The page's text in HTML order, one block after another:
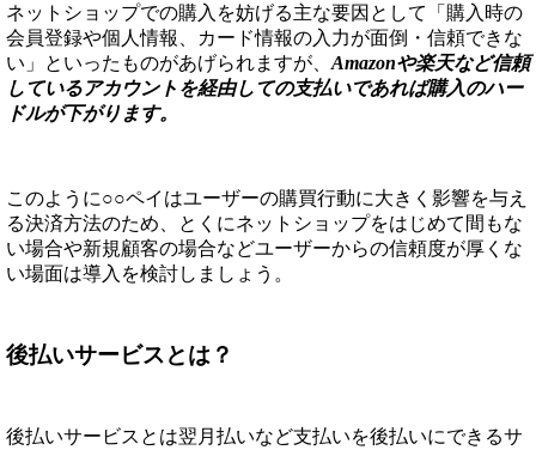
ネットショップでの購入を妨げる主な要因として「購入時の
会員登録や個人情報、カード情報の入力が面倒・信頼できな
い」といったものがあげられますが、 Amazonや楽天など信頼
しているアカウントを経由しての支払いであれば購入のハー
ドルが下がります。
このように○○ペイはユーザーの購買行動に大きく影響を与え
る決済方法のため、とくにネットショップをはじめて間もな
い場合や新規顧客の場合などユーザーからの信頼度が厚くな
い場面は導入を検討しましょう。
後払いサービスとは？
後払いサービスとは翌月払いなど支払いを後払いにできるサ